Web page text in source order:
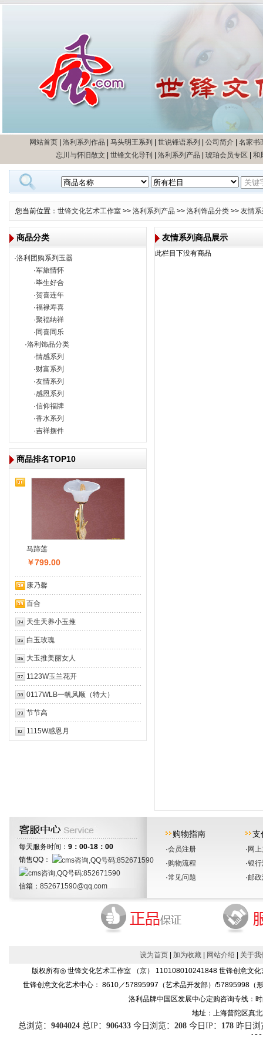
网站首页 洛利系列作品 马头明王系列 世说锋语系列 公司简介
名家书
忘川与怀旧散文
世锋文化导刊 洛利系列产品 琥珀会员专区 和
您当前位置： 世锋文化艺术工作室 >> 洛利系列产品 >> 洛利饰品分类 >> 友情
商品分类
·洛利团购系列玉器
·军旅情怀
·毕生好合
·贺喜连年
·福禄寿喜
·聚福纳祥
· 同喜同乐
·洛利饰品分类
·情感系列
·财富系列
·友情系列
·感恩系列
·信仰福牌
·香水系列
·吉祥摆件
商品排名TOP10
马蹄莲
￥799.00
康乃馨
百合
天生天养小玉推
白玉玫瑰
大玉推美丽女人
1123W玉兰花开
0117WLB一帆风顺（特大）
节节高
1115W感恩月
友情系列商品展示
此栏目下没有商品
每天服务时间： 9：00-18：00
销售QQ：
信箱： 852671590@qq.com
购物指南
·会员注册
·购物流程
·常见问题
支
· 网
·银
·邮
设为首页 加为收藏 网站介绍
关于我
版权所有◎ 世锋文化艺术工作室 （京） 110108010241848 世锋创意文
世锋创意文化艺术中心： 8610／57895997（艺术品开发部）/57895998（
洛利品牌中国区发展中心定购咨询专线：
地址：上海普陀区真